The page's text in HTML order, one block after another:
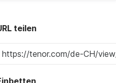
teilen